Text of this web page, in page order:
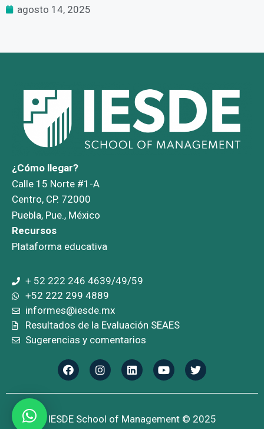
agosto 14, 2025
¿Cómo llegar?
Calle 15 Norte #1-A
Centro, CP. 72000
Puebla, Pue., México
Recursos
Plataforma educativa
+ 52 222 246 4639/49/59
+52 222 299 4889
informes@iesde.mx
Resultados de la Evaluación SEAES
Sugerencias y comentarios
IESDE School of Management © 2025